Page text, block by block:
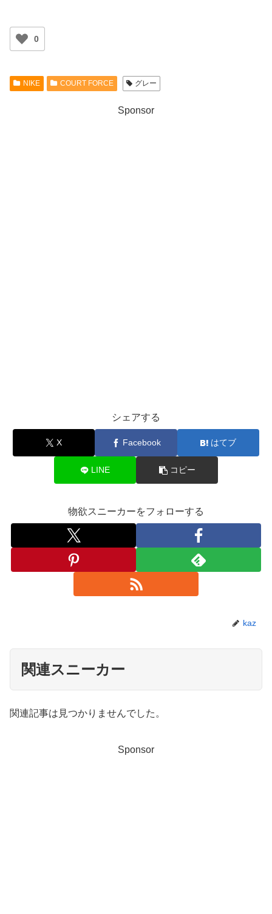
0
NIKE COURT FORCE グレー
Sponsor
シェアする
X Facebook はてブ
LINE コピー
物欲スニーカーをフォローする
kaz
関連スニーカー
関連記事は見つかりませんでした。
Sponsor